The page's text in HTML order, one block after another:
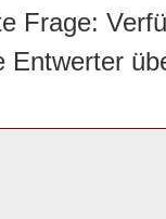
Frage:
Entwerter